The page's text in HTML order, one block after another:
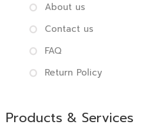
About us
Contact us
FAQ
Return Policy
Products & Services